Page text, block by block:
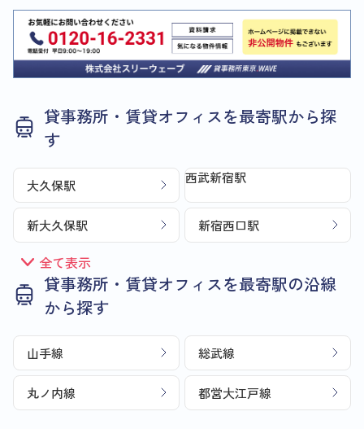
貸事務所・賃貸オフィスを最寄駅から探
す
大久保駅 西武新宿駅
新大久保駅 新宿西口駅
全て表示
貸事務所・賃貸オフィスを最寄駅の沿線
から探す
山手線 総武線
丸ノ内線 都営大江戸線